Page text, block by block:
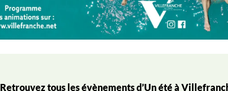
Retrouvez tous les évènements d’Un été à